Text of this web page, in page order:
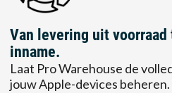
Van levering uit
inname.
Laat Pro Warehouse de
jouw Apple-devices beheren.